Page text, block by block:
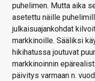
puhelimen. Mutta aika
asetettu näille
julkaisuajankohdat
markkinoille. Sääliksi
hikihatussa joutuvat
markkinoinnin
päivitys varmaan n.